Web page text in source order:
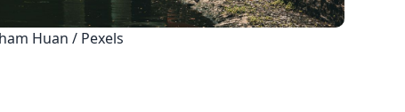
Huan / Pexels